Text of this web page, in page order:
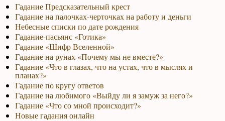
Гадание Предсказательный крест
Гадание на палочках-черточках на работу и деньги
Небесные списки по дате рождения
Гадание-пасьянс «Готика»
Гадание «Шифр Вселенной»
Гадание на рунах «Почему мы не вместе?»
Гадание «Что в глазах, что на устах, что в мыслях и
планах?»
Гадание по кругу ответов
Гадание на любимого «Выйду ли я замуж за него?»
Гадание «Что со мной происходит?»
Новые гадания онлайн